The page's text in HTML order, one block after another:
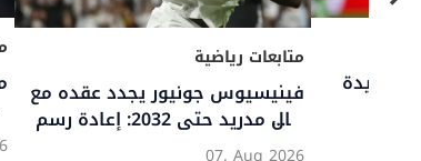
متابعات رياضية
نيمار يثير أزمة في كأس البرازيل
وجدل مستمر حول حقيقة اعتزاله
ومستقبله مع سانتوس
05, Aug 2026